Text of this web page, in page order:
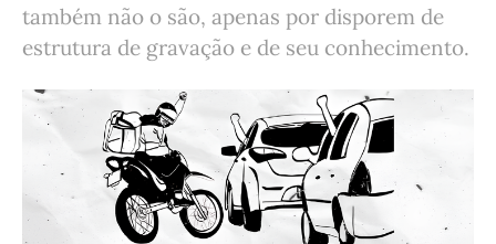
também não o são, apenas por disporem de
estrutura de gravação e de seu conhecimento.